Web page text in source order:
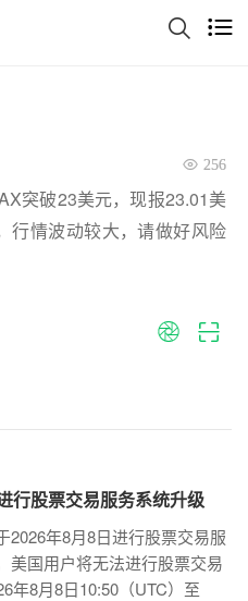
256
突破23美元，现报23.01美
行情波动较大，请做好风险
行股票交易服务系统升级
2026年8月8日进行股票交易服
美国用户将无法进行股票交易
年8月8日10:50（UTC）至